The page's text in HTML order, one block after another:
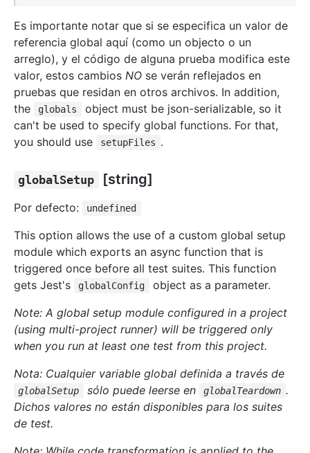
Es importante notar que si se especifica un valor de
referencia global aquí (como un objecto o un
arreglo), y el código de alguna prueba modifica este
valor, estos cambios NO se verán reflejados en
pruebas que residan en otros archivos. In addition,
the
globals
object must be json-serializable, so it
can't be used to specify global functions. For that,
you should use
setupFiles .
globalSetup [string]
Por defecto: undefined
This option allows the use of a custom global setup
module which exports an async function that is
triggered once before all test suites. This function
gets Jest's
globalConfig
object as a parameter.
Note: A global setup module configured in a project
(using multi-project runner) will be triggered only
when you run at least one test from this project.
Nota: Cualquier variable global definida a través de
globalSetup sólo puede leerse en globalTeardown .
Dichos valores no están disponibles para los suites
de test.